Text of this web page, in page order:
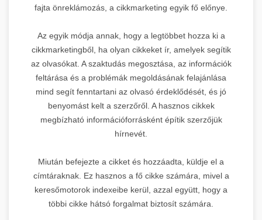
fajta önreklámozás, a cikkmarketing egyik fő előnye.
Az egyik módja annak, hogy a legtöbbet hozza ki a
cikkmarketingből, ha olyan cikkeket ír, amelyek segítik
az olvasókat. A szaktudás megosztása, az információk
feltárása és a problémák megoldásának felajánlása
mind segít fenntartani az olvasó érdeklődését, és jó
benyomást kelt a szerzőről. A hasznos cikkek
megbízható információforrásként építik szerzőjük
hírnevét.
Miután befejezte a cikket és hozzáadta, küldje el a
címtáraknak. Ez hasznos a fő cikke számára, mivel a
keresőmotorok indexeibe kerül, azzal együtt, hogy a
többi cikke hátsó forgalmat biztosít számára.